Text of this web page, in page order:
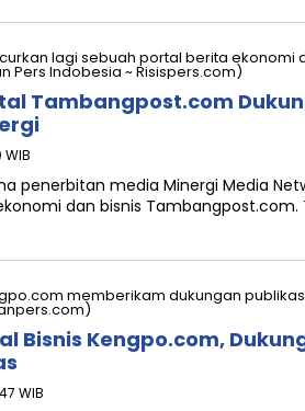
Tambangpost.com
WIB
penerbitan media Minergi Media
dan bisnis Tambangpost.com.
Bisnis Kengpo.com,
WIB